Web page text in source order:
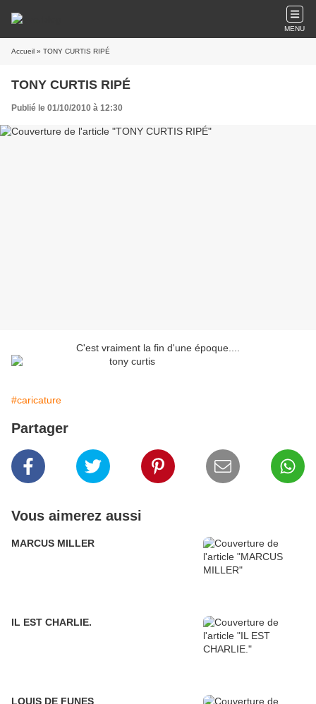
MENU
Accueil » TONY CURTIS RIPÉ
TONY CURTIS RIPÉ
Publié le 01/10/2010 à 12:30
C'est vraiment la fin d'une époque....
#caricature
Partager
Vous aimerez aussi
MARCUS MILLER
IL EST CHARLIE.
LOUIS DE FUNES